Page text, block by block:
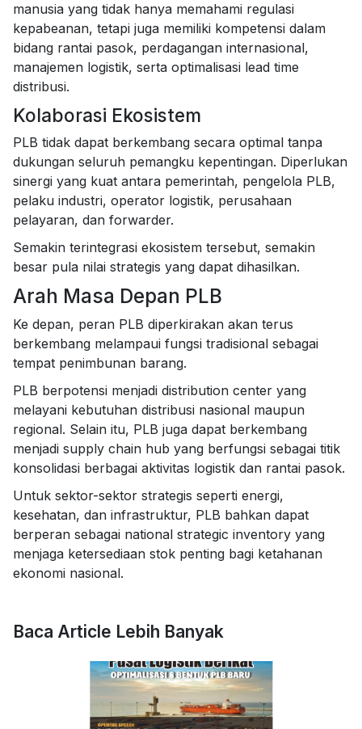
manusia yang tidak hanya memahami regulasi
kepabeanan, tetapi juga memiliki kompetensi dalam
bidang rantai pasok, perdagangan internasional,
manajemen logistik, serta optimalisasi lead time
distribusi.
Kolaborasi Ekosistem
PLB tidak dapat berkembang secara optimal tanpa
dukungan seluruh pemangku kepentingan. Diperlukan
sinergi yang kuat antara pemerintah, pengelola PLB,
pelaku industri, operator logistik, perusahaan
pelayaran, dan forwarder.
Semakin terintegrasi ekosistem tersebut, semakin
besar pula nilai strategis yang dapat dihasilkan.
Arah Masa Depan PLB
Ke depan, peran PLB diperkirakan akan terus
berkembang melampaui fungsi tradisional sebagai
tempat penimbunan barang.
PLB berpotensi menjadi distribution center yang
melayani kebutuhan distribusi nasional maupun
regional. Selain itu, PLB juga dapat berkembang
menjadi supply chain hub yang berfungsi sebagai titik
konsolidasi berbagai aktivitas logistik dan rantai pasok.
Untuk sektor-sektor strategis seperti energi,
kesehatan, dan infrastruktur, PLB bahkan dapat
berperan sebagai national strategic inventory yang
menjaga ketersediaan stok penting bagi ketahanan
ekonomi nasional.
Baca Article Lebih Banyak